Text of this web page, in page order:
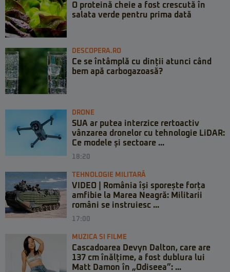
O proteină cheie a fost crescută în
salata verde pentru prima dată
DESCOPERA.RO
Ce se întâmplă cu dinții atunci când
bem apă carbogazoasă?
DRONE
SUA ar putea interzice rertoactiv
vânzarea dronelor cu tehnologie LiDAR:
Ce modele și sectoare ...
18:20
TEHNOLOGIE MILITARĂ
VIDEO | România își sporește forța
amfibie la Marea Neagră: Militarii
români se instruiesc ...
17:00
MUZICA SI FILME
Cascadoarea Devyn Dalton, care are
137 cm înălțime, a fost dublura lui
Matt Damon în „Odiseea”: ...